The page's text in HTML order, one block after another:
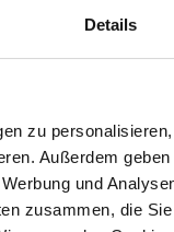
Details
zu
Außerdem
und
zusammen, die